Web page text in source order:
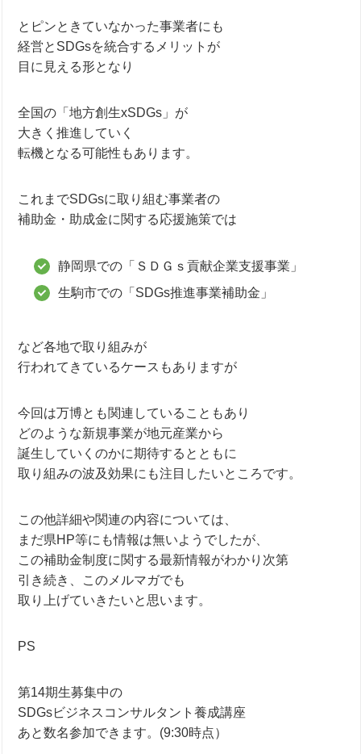
とピンときていなかった事業者にも
経営とSDGsを統合するメリットが
目に見える形となり
全国の「地方創生xSDGs」が
大きく推進していく
転機となる可能性もあります。
これまでSDGsに取り組む事業者の
補助金・助成金に関する応援施策では
静岡県での「ＳＤＧｓ貢献企業支援事業」
生駒市での「SDGs推進事業補助金」
など各地で取り組みが
行われてきているケースもありますが
今回は万博とも関連していることもあり
どのような新規事業が地元産業から
誕生していくのかに期待するとともに
取り組みの波及効果にも注目したいところです。
この他詳細や関連の内容については、
まだ県HP等にも情報は無いようでしたが、
この補助金制度に関する最新情報がわかり次第
引き続き、このメルマガでも
取り上げていきたいと思います。
PS
第14期生募集中の
SDGsビジネスコンサルタント養成講座
あと数名参加できます。(9:30時点）